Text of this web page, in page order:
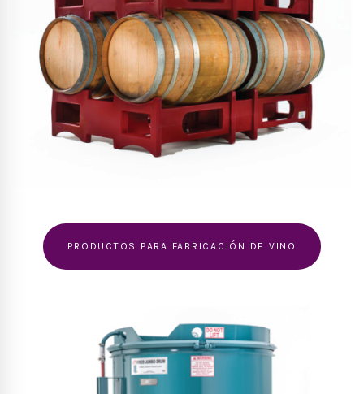
PRODUCTOS PARA FABRICACIÓN DE VINO